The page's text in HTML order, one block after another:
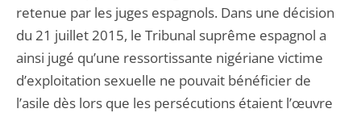
retenue par les juges espagnols. Dans une décision
du 21 juillet 2015, le Tribunal suprême espagnol a
ainsi jugé qu’une ressortissante nigériane victime
d’exploitation sexuelle ne pouvait bénéficier de
l’asile dès lors que les persécutions étaient l’œuvre